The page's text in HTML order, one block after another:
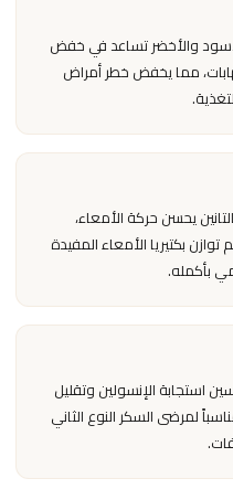
والأخضر تساعد في خفض
مما يخفض خطر أمراض
يحسن حركة الأمعاء،
بكتيريا الأمعاء المفيدة
بأكمله.
استجابة الإنسولين وتقليل
لمرضى السكر النوع الثاني